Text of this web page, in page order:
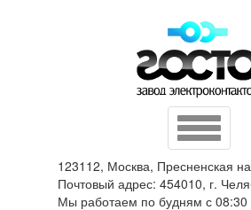
Toggle
navigation
123112, Москва, Пресненская
Почтовый адрес: 454010, г.
Мы работаем по будням с 08:30